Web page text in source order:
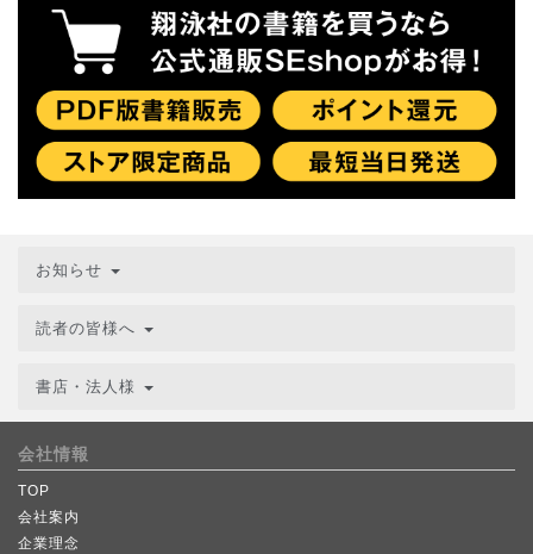
お知らせ
読者の皆様へ
書店・法人様
会社情報
TOP
会社案内
企業理念